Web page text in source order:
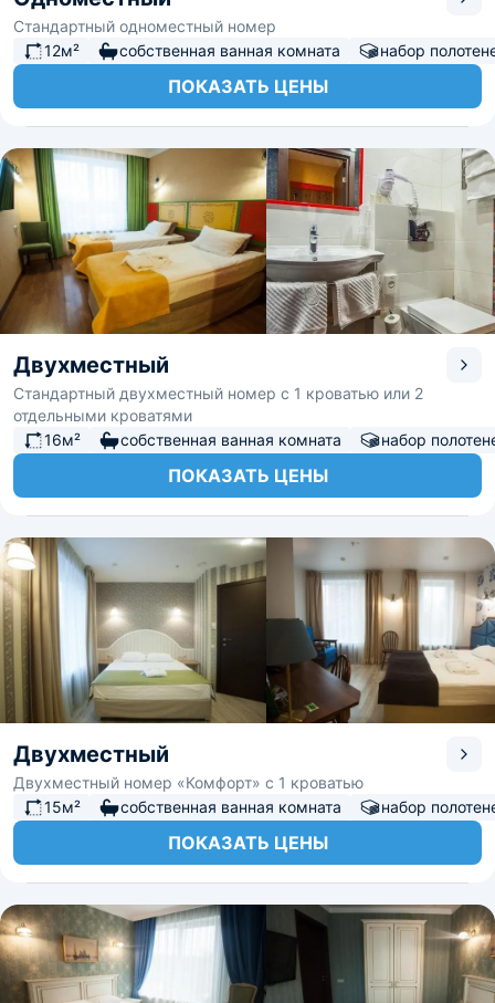
Стандартный одноместный номер
12м²
собственная ванная комната набор
ПОКАЗАТЬ ЦЕНЫ
Двухместный
Стандартный двухместный номер с 1 кроватью или 2
отдельными кроватями
16м²
собственная ванная комната набор
ПОКАЗАТЬ ЦЕНЫ
Двухместный
Двухместный номер «Комфорт» с 1 кроватью
15м²
собственная ванная комната набор
ПОКАЗАТЬ ЦЕНЫ